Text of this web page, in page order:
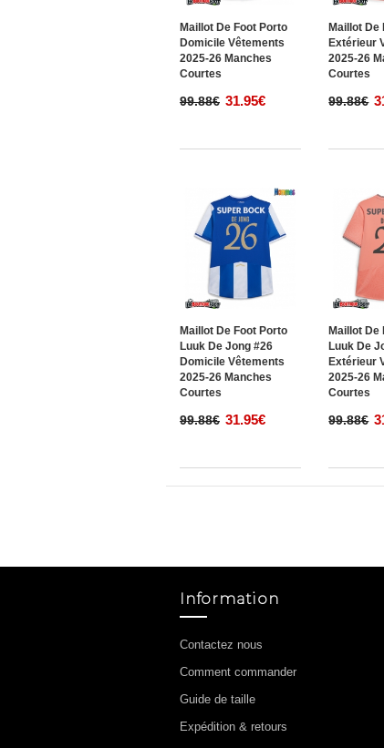
Maillot De Foot Porto
Domicile Vêtements
2025-26 Manches
Courtes
99.88€ 31.95€
Maillot De
Extérieur
2025-26
Courtes
99.88€
Maillot De Foot Porto
Luuk De Jong #26
Domicile Vêtements
2025-26 Manches
Courtes
99.88€ 31.95€
Maillot De
Luuk De
Extérieur
2025-26
Courtes
99.88€
Information
Contactez nous
Comment commander
Guide de taille
Expédition & retours